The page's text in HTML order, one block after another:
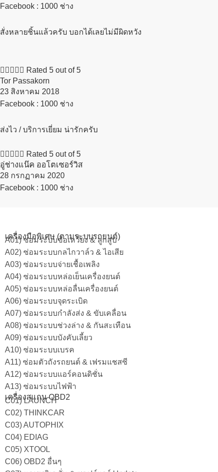
Facebook : 1000 ช่าง
สั่งหลายชิ้นแล้วครับ บอกได้เลยไม่มีผิดหวัง
     Rated 5 out of 5
Tor Passakorn
23 สิงหาคม 2018​
Facebook : 1000 ช่าง
ส่งไว / บริการเยี่ยม น่ารักครับ
     Rated 5 out of 5
อู่ช่างแน๊ค ออโตเซอร์วิส
28 กรกฏาคม 2020​
Facebook : 1000 ช่าง
เครื่องมือพิเศษ (ตามระบบรถยนต์)
A01) ซ่อมระบบข้อเหวี่ยง & ลูกสูบ
A02) ซ่อมระบบกลไกวาล์ว & ไอเสีย
A03) ซ่อมระบบจ่ายเชื้อเพลิง
A04) ซ่อมระบบหล่อเย็นเครื่องยนต์
A05) ซ่อมระบบหล่อลื่นเครื่องยนต์
A06) ซ่อมระบบจุดระเบิด
A07) ซ่อมระบบกำลังส่ง & ขับเคลื่อน
A08) ซ่อมระบบช่วงล่าง & กันสะเทือน
A09) ซ่อมระบบบังคับเลี้ยว
A10) ซ่อมระบบเบรค
A11) ซ่อมตัวถังรถยนต์ & เฟรมแชสซี
A12) ซ่อมระบบแอร์คอนดิชั่น
A13) ซ่อมระบบไฟฟ้า
เครื่องสแกน OBD2
C01) LAUNCH
C02) THINKCAR
C03) AUTOPHIX
C04) EDIAG
C05) XTOOL
C06) OBD2 อื่นๆ